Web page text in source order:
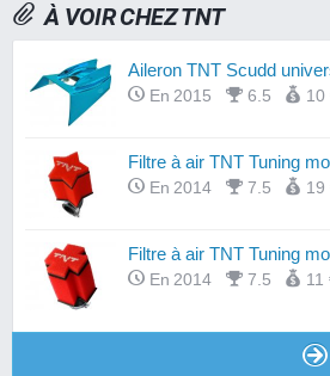
À VOIR CHEZ TNT
Aileron TNT Scudd
En 2015 6.5 10
Filtre à air TNT Tuning
En 2014 7.5 19
Filtre à air TNT Tuning
En 2014 7.5 11